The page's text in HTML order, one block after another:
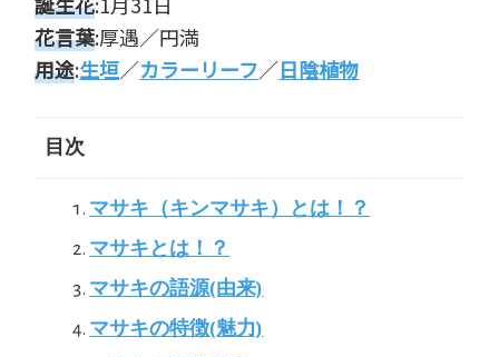
花言葉:厚遇／円満
用途:生垣／カラーリーフ／日陰植物
目次
マサキ（キンマサキ）とは！？
マサキとは！？
マサキの語源(由来)
マサキの特徴(魅力)